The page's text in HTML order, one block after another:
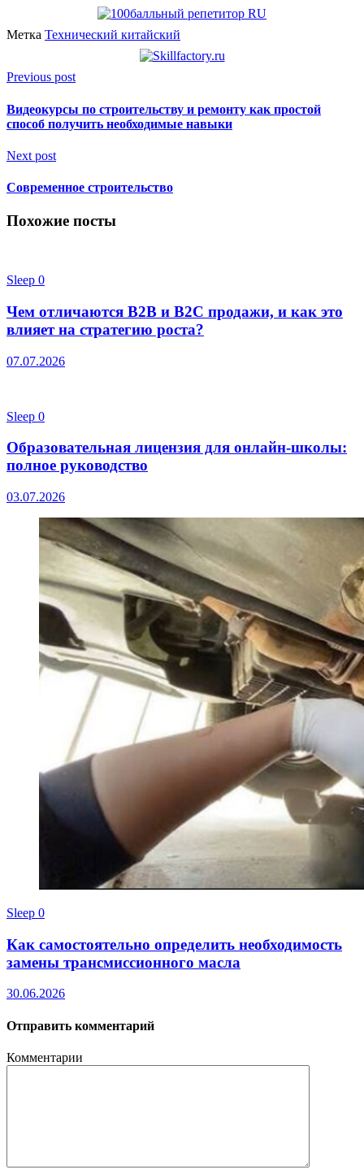
Метка Технический китайский
Previous post
Видеокурсы по строительству и ремонту как простой
способ получить необходимые навыки
Next post
Современное строительство
Похожие посты
Sleep 0
Чем отличаются B2B и B2C продажи, и как это
влияет на стратегию роста?
07.07.2026
Sleep 0
Образовательная лицензия для онлайн-школы:
полное руководство
03.07.2026
Sleep 0
Как самостоятельно определить необходимость
замены трансмиссионного масла
30.06.2026
Отправить комментарий
Комментарии